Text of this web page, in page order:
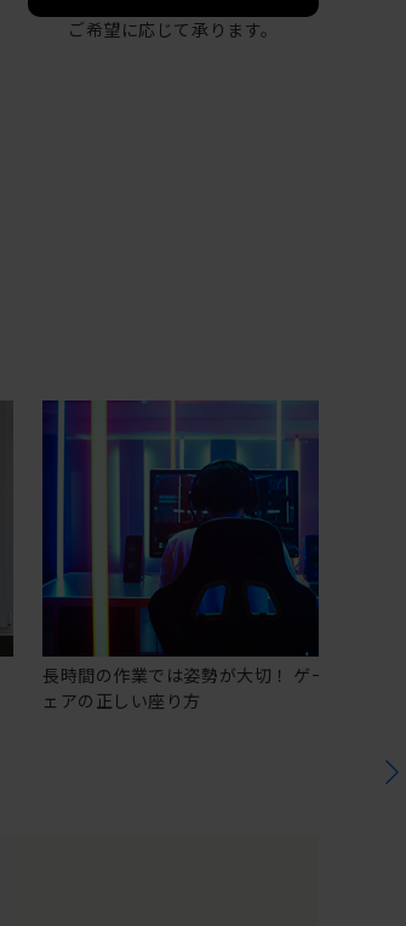
ご希望に応じて承ります。
長時間の作業では姿勢が大切！ ゲーミングチ
ェアの正しい座り方